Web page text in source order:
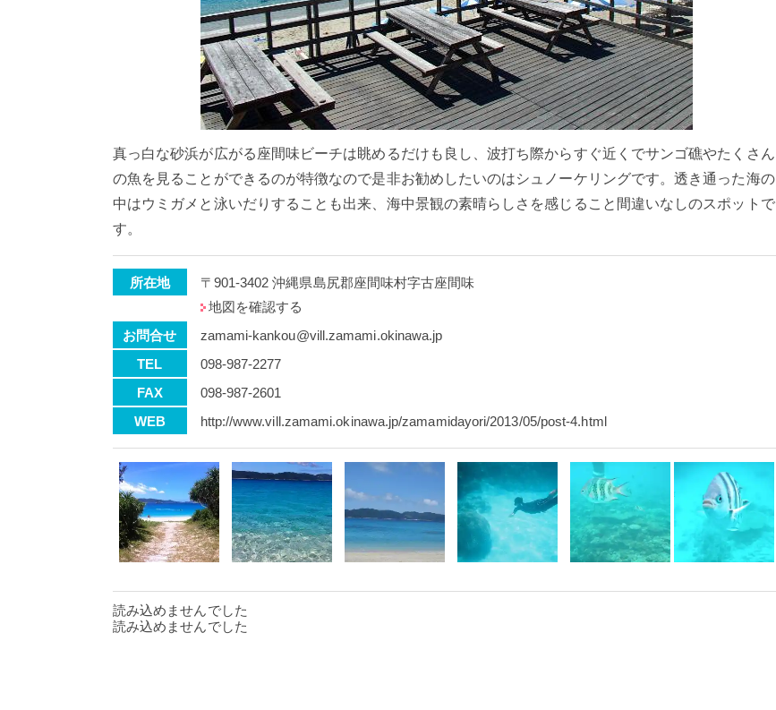
真っ白な砂浜が広がる座間味ビーチは眺めるだけも良し、波打ち際からすぐ近くでサンゴ礁やたくさん
の魚を見ることができるのが特徴なので是非お勧めしたいのはシュノーケリングです。透き通った海の
中はウミガメと泳いだりすることも出来、海中景観の素晴らしさを感じること間違いなしのスポットで
す。
所在地
〒901-3402 沖縄県島尻郡座間味村字古座間味
地図を確認する
お問合せ
zamami-kankou@vill.zamami.okinawa.jp
TEL
098-987-2277
FAX
098-987-2601
WEB
http://www.vill.zamami.okinawa.jp/zamamidayori/2013/05/post-4.html
読み込めませんでした
読み込めませんでした